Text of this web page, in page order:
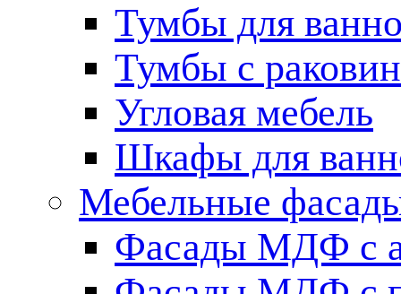
Тумбы для
Тумбы с
Угловая мебель
Шкафы для
Мебельные
Фасады МДФ c